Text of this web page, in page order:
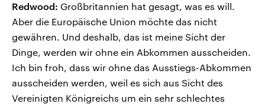
Redwood: Großbritannien hat gesagt, was es will.
Aber die Europäische Union möchte das nicht
gewähren. Und deshalb, das ist meine Sicht der
Dinge, werden wir ohne ein Abkommen ausscheiden.
Ich bin froh, dass wir ohne das Ausstiegs-Abkommen
ausscheiden werden, weil es sich aus Sicht des
Vereinigten Königreichs um ein sehr schlechtes